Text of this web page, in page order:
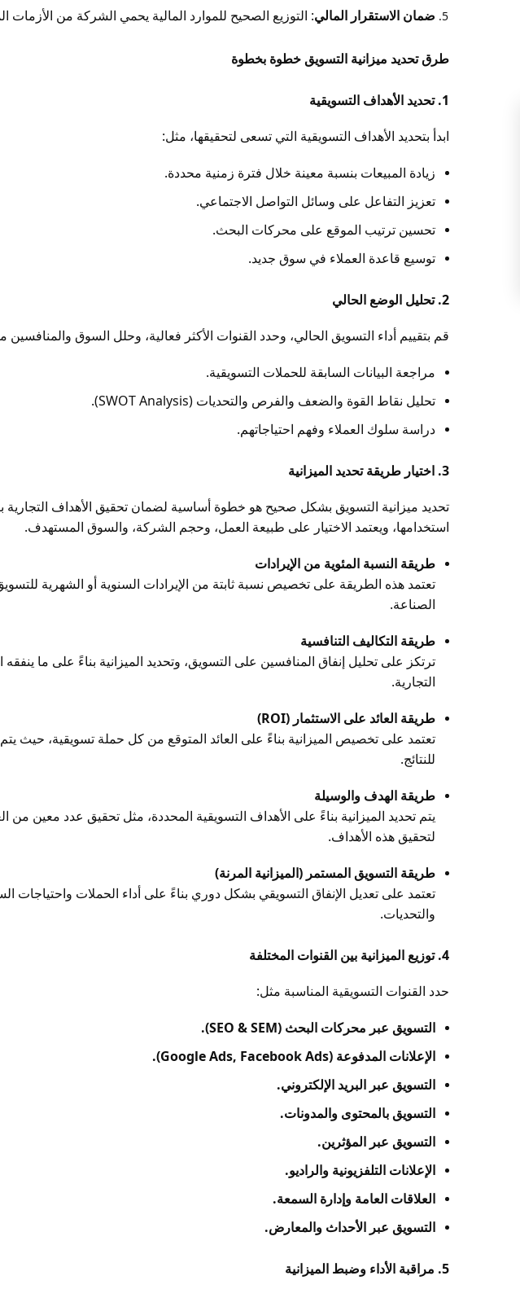
ضمان الاستقرار المالي: التوزيع الصحيح للموارد المالية يحمي الشركة من الأزمات
طرق تحديد ميزانية التسويق خطوة بخطوة
1. تحديد الأهداف التسويقية
ابدأ بتحديد الأهداف التسويقية التي تسعى لتحقيقها، مثل:
زيادة المبيعات بنسبة معينة خلال فترة زمنية محددة.
تعزيز التفاعل على وسائل التواصل الاجتماعي.
تحسين ترتيب الموقع على محركات البحث.
توسيع قاعدة العملاء في سوق جديد.
2. تحليل الوضع الحالي
قم بتقييم أداء التسويق الحالي، وحدد القنوات الأكثر فعالية، وحلل السوق
مراجعة البيانات السابقة للحملات التسويقية.
تحليل نقاط القوة والضعف والفرص والتحديات (SWOT Analysis).
دراسة سلوك العملاء وفهم احتياجاتهم.
3. اختيار طريقة تحديد الميزانية
تحديد ميزانية التسويق بشكل صحيح هو خطوة أساسية لضمان تحقيق الأهداف
استخدامها، ويعتمد الاختيار على طبيعة العمل، وحجم الشركة، والسوق المستهدف.
طريقة النسبة المئوية من الإيرادات
تعتمد هذه الطريقة على تخصيص نسبة ثابتة من الإيرادات السنوية أو الشهرية
الصناعة.
طريقة التكاليف التنافسية
ترتكز على تحليل إنفاق المنافسين على التسويق، وتحديد الميزانية بناءً على ما
التجارية.
طريقة العائد على الاستثمار (ROI)
تعتمد على تخصيص الميزانية بناءً على العائد المتوقع من كل حملة تسويقية، حيث يتم
للنتائج.
طريقة الهدف والوسيلة
يتم تحديد الميزانية بناءً على الأهداف التسويقية المحددة، مثل تحقيق عدد معين من
لتحقيق هذه الأهداف.
طريقة التسويق المستمر (الميزانية المرنة)
تعتمد على تعديل الإنفاق التسويقي بشكل دوري بناءً على أداء الحملات واحتياجات
والتحديات.
4. توزيع الميزانية بين القنوات المختلفة
حدد القنوات التسويقية المناسبة مثل:
التسويق عبر محركات البحث (SEO & SEM).
الإعلانات المدفوعة (Google Ads, Facebook Ads).
التسويق عبر البريد الإلكتروني.
التسويق بالمحتوى والمدونات.
التسويق عبر المؤثرين.
الإعلانات التلفزيونية والراديو.
العلاقات العامة وإدارة السمعة.
التسويق عبر الأحداث والمعارض.
5. مراقبة الأداء وضبط الميزانية